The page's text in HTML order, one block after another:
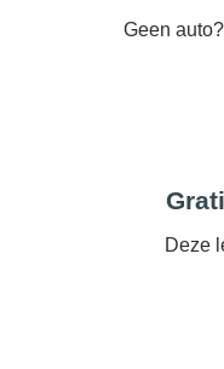
Geen
Deze